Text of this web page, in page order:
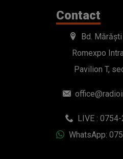
Contact
Bd.
Romexpo
Pavilion T,
LIVE :
WhatsApp: